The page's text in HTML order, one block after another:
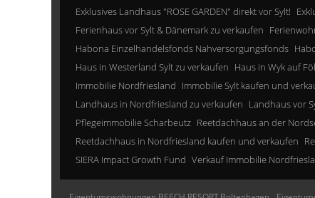
Exklusives Landhaus "ROSE GARDEN" direkt vor Sylt!
Ferienhaus vor Sylt & Dänemark zu verkaufen
Habona Einzelhandelsfonds Nahversorgungsfonds
Haus in Westerland Sylt zu verkaufen Haus in Wyk auf
Immobilie Nordfriesland Immobilie Sylt kaufen und
Landhaus in Nordfriesland zu verkaufen Landhaus vor
Pflegeimmobilie Scharbeutz Reetdachhaus an der
Reetdachhaus in Nordfriesland kaufen und verkaufen
SIERA Impact Growth Fund Verkauf Immobilie